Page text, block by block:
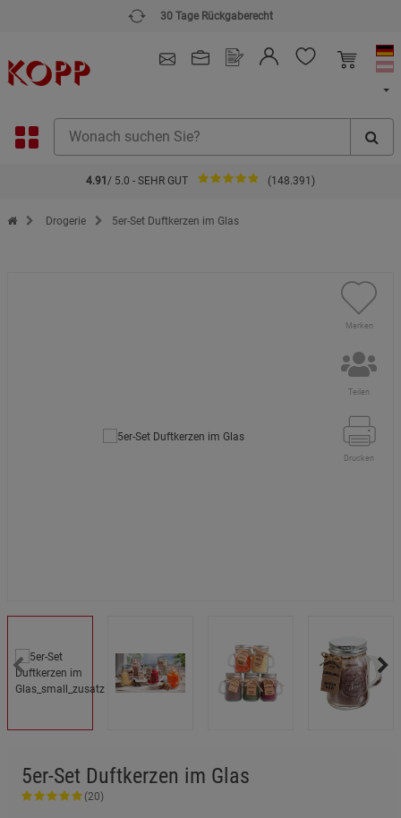
30 Tage Rückgaberecht
4.91 / 5.0 - SEHR GUT (148.391)
Zur Startseite des Kopp Verlag Online-Shop
Drogerie 5er-Set Duftkerzen im Glas
Merken
Teilen
Drucken
5er-Set Duftkerzen im Glas
(20)